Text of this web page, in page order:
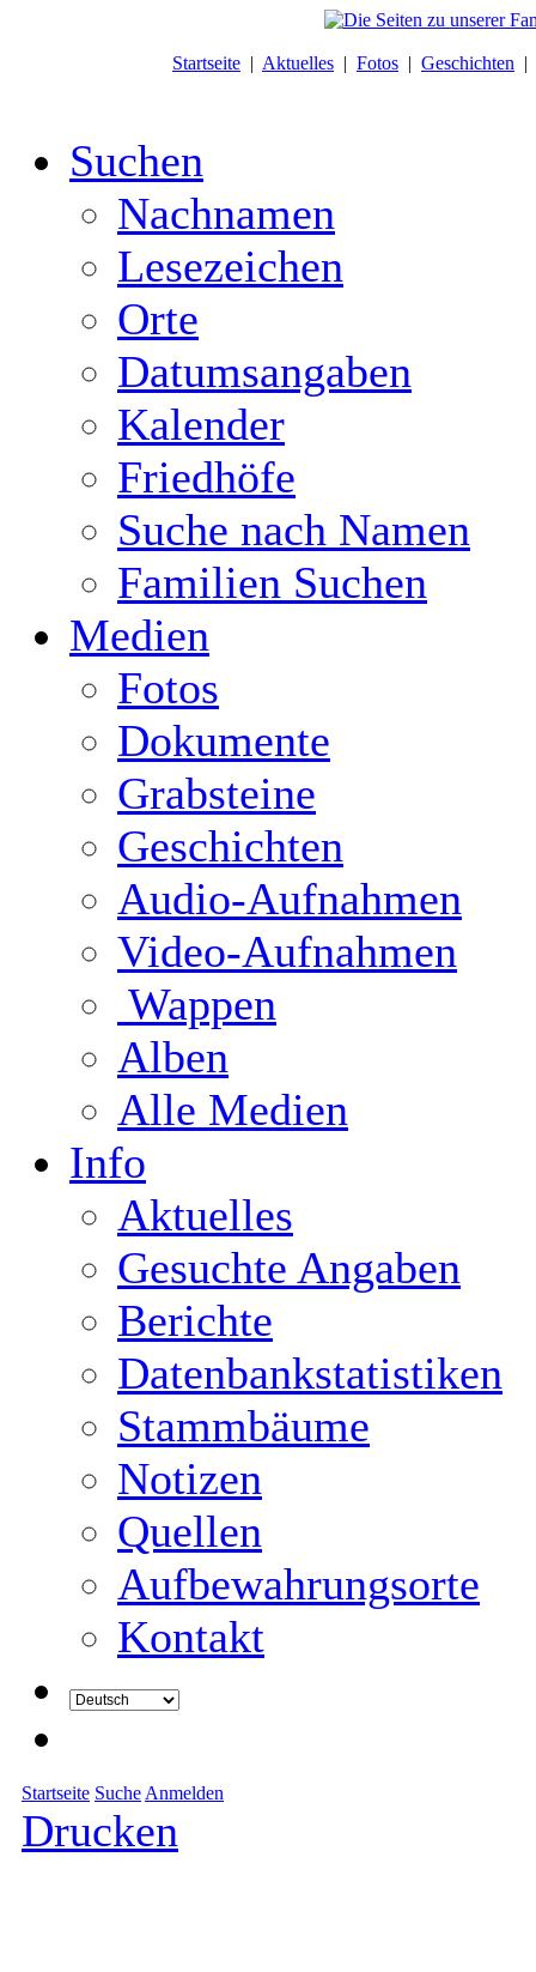
Startseite | Aktuelles | Fotos | Geschichten |
Suchen
Nachnamen
Lesezeichen
Orte
Datumsangaben
Kalender
Friedhöfe
Suche nach Namen
Familien Suchen
Medien
Fotos
Dokumente
Grabsteine
Geschichten
Audio-Aufnahmen
Video-Aufnahmen
Wappen
Alben
Alle Medien
Info
Aktuelles
Gesuchte Angaben
Berichte
Datenbankstatistiken
Stammbäume
Notizen
Quellen
Aufbewahrungsorte
Kontakt
Startseite Suche Anmelden
Drucken